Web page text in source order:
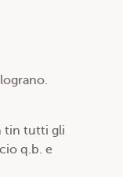
tin tutti gli
q.b. e